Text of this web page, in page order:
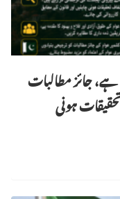
جائز مطالبات
ہونی